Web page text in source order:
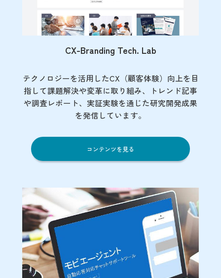
CX-Branding Tech. Lab
テクノロジーを活用したCX（顧客体験）向上を目
指して課題解決や変革に取り組み、トレンド記事
や調査レポート、実証実験を通じた研究開発成果
を発信しています。
コンテンツを見る